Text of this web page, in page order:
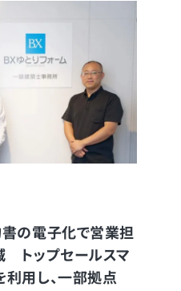
の電子化で営業担
トップセールスマ
用し、一部拠点